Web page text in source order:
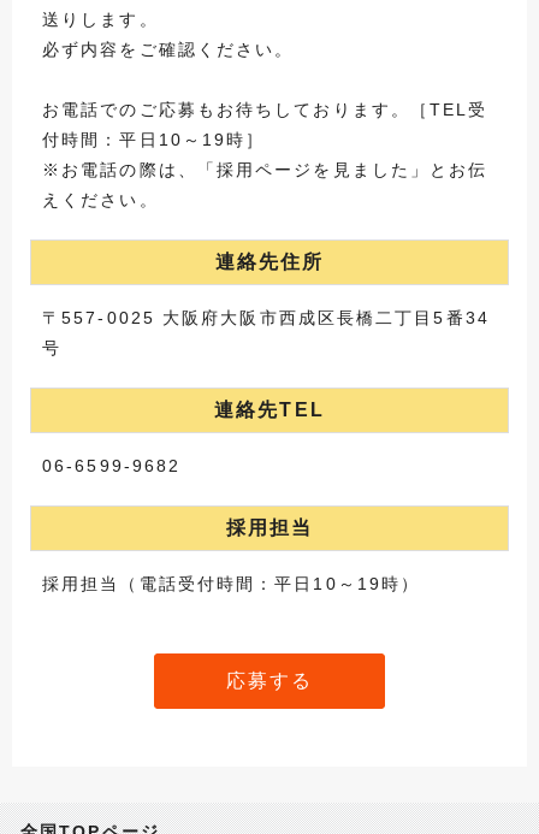
送りします。
必ず内容をご確認ください。
お電話でのご応募もお待ちしております。［TEL受
付時間：平日10～19時］
※お電話の際は、「採用ページを見ました」とお伝
えください。
連絡先住所
〒557-0025 大阪府大阪市西成区長橋二丁目5番34
号
連絡先TEL
06-6599-9682
採用担当
採用担当（電話受付時間：平日10～19時）
応募する